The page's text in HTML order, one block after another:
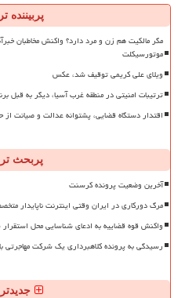
پربیننده
مگر مالکیت هم زن و مرد دارد؟ واکنش مخاطبان
موتورسیکلت
ویلای علی کریمی توقیف شد، عکس
ترتیبات امنیتی در منطقه غرب آسیا، دیگر به قبل
اقتدار دستگاه قضایی، پشتوانه عدالت و صیانت
پربحث
آخرین وضعیت پرونده کرسنت
مرگ دورکاری در ایران وقتی اینترنت ناپایدار
واکنش قوه قضاییه به ادعای شناسایی محل استقرار
رسیدگی به پرونده کلاهبرداری یک شرکت مهاجرتی با حدود ۳۰۰ شاکی در